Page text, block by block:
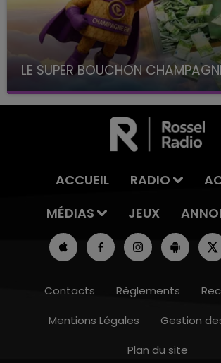
10h00 - 14h00
LE SUPER BOUCHON
avec La Famille Champagne FM, à
ACCUEIL RADIO
MÉDIAS
JEUX
Contacts Règlements
Mentions Légales
Gestion
Plan du site